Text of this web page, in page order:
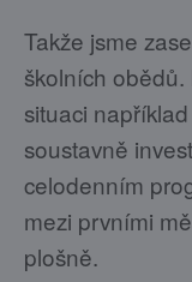
Takže jsme
školních
situaci
soustavně
celodenním
mezi prvními
plošně.